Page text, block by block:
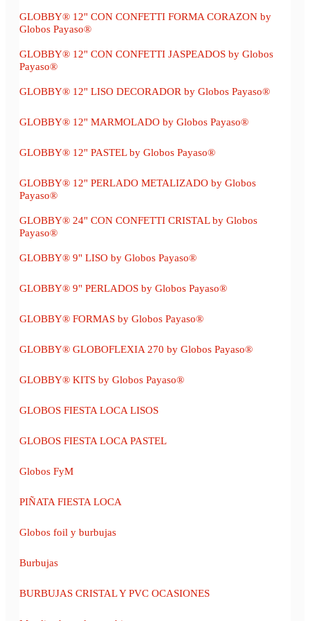
GLOBBY® 12" CON CONFETTI FORMA CORAZON by
Globos Payaso®
GLOBBY® 12" CON CONFETTI JASPEADOS by Globos
Payaso®
GLOBBY® 12" LISO DECORADOR by Globos Payaso®
GLOBBY® 12" MARMOLADO by Globos Payaso®
GLOBBY® 12" PASTEL by Globos Payaso®
GLOBBY® 12" PERLADO METALIZADO by Globos
Payaso®
GLOBBY® 24" CON CONFETTI CRISTAL by Globos
Payaso®
GLOBBY® 9" LISO by Globos Payaso®
GLOBBY® 9" PERLADOS by Globos Payaso®
GLOBBY® FORMAS by Globos Payaso®
GLOBBY® GLOBOFLEXIA 270 by Globos Payaso®
GLOBBY® KITS by Globos Payaso®
GLOBOS FIESTA LOCA LISOS
GLOBOS FIESTA LOCA PASTEL
Globos FyM
PIÑATA FIESTA LOCA
Globos foil y burbujas
Burbujas
BURBUJAS CRISTAL Y PVC OCASIONES